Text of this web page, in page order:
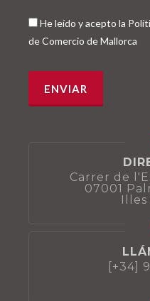
He leído y acepto la
de Comercio de Mallorca
Carrer de
07001
Illes
[+34]